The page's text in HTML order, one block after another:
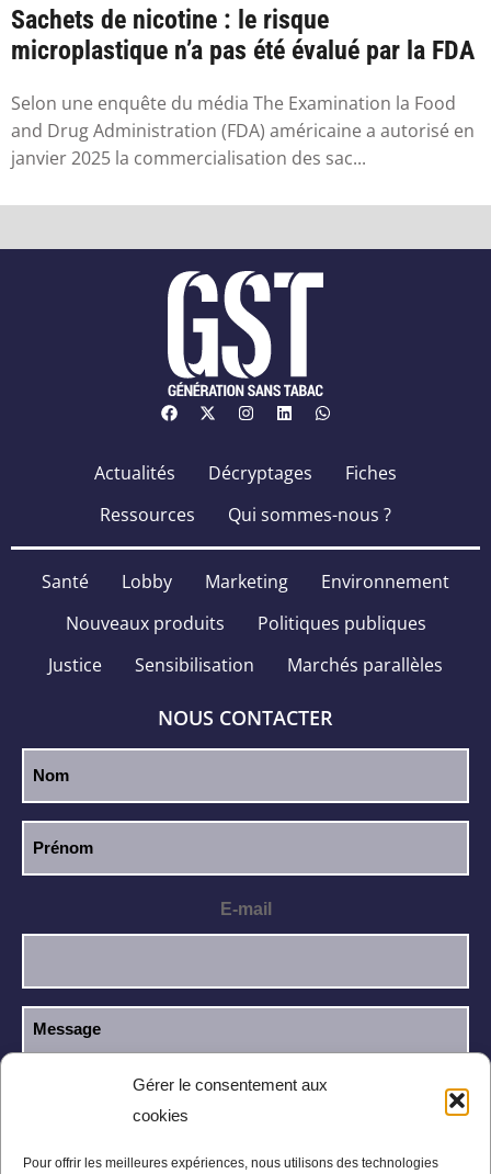
Gérer le consentement aux
cookies
Pour offrir les meilleures expériences, nous utilisons des technologies
Sachets de nicotine : le risque
microplastique n’a pas été évalué par la FDA
Selon une enquête du média The Examination la Food
and Drug Administration (FDA) américaine a autorisé en
janvier 2025 la commercialisation des sac...
Actualités Décryptages
Fiches
Ressources
Qui sommes-nous ?
Santé Lobby Marketing
Environnement
Nouveaux produits
Politiques publiques
Justice
Sensibilisation Marchés parallèles
NOUS CONTACTER
E-mail
J’ai lu et j’accepte la
confidentialité.